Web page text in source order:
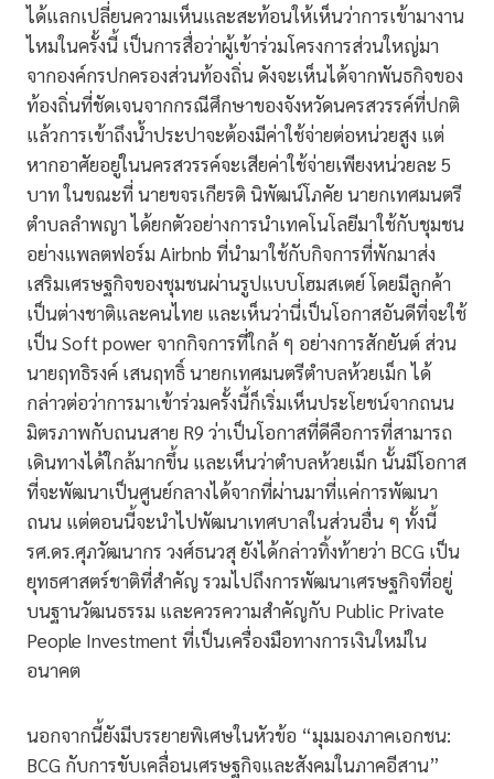
ได้แลกเปลี่ยนความเห็นและสะท้อนให้เห็นว่าการเข้ามางาน
ไหมในครั้งนี้ เป็นการสื่อว่าผู้เข้าร่วมโครงการส่วนใหญ่มา
จากองค์กรปกครองส่วนท้องถิ่น ดังจะเห็นได้จากพันธกิจของ
ท้องถิ่นที่ชัดเจนจากกรณีศึกษาของจังหวัดนครสวรรค์ที่ปกติ
แล้วการเข้าถึงน้ำประปาจะต้องมีค่าใช้จ่ายต่อหน่วยสูง แต่
หากอาศัยอยู่ในนครสวรรค์จะเสียค่าใช้จ่ายเพียงหน่วยละ 5
บาท ในขณะที่ นายขจรเกียรติ นิพัฒน์โภคัย นายกเทศมนตรี
ตำบลลำพญา ได้ยกตัวอย่างการนำเทคโนโลยีมาใช้กับชุมชน
อย่างแพลตฟอร์ม Airbnb ที่นำมาใช้กับกิจการที่พักมาส่ง
เสริมเศรษฐกิจของชุมชนผ่านรูปแบบโฮมสเตย์ โดยมีลูกค้า
เป็นต่างชาติและคนไทย และเห็นว่านี่เป็นโอกาสอันดีที่จะใช้
เป็น Soft power จากกิจการที่ใกล้ ๆ อย่างการสักยันต์ ส่วน
นายฤทธิรงค์ เสนฤทธิ์ นายกเทศมนตรีตำบลห้วยเม็ก ได้
กล่าวต่อว่าการมาเข้าร่วมครั้งนี้ก็เริ่มเห็นประโยชน์จากถนน
มิตรภาพกับถนนสาย R9 ว่าเป็นโอกาสที่ดีคือการที่สามารถ
เดินทางได้ใกล้มากขึ้น และเห็นว่าตำบลห้วยเม็ก นั้นมีโอกาส
ที่จะพัฒนาเป็นศูนย์กลางได้จากที่ผ่านมาที่แค่การพัฒนา
ถนน แต่ตอนนี้จะนำไปพัฒนาเทศบาลในส่วนอื่น ๆ ทั้งนี้
รศ.ดร.ศุภวัฒนากร วงศ์ธนวสุ ยังได้กล่าวทิ้งท้ายว่า BCG เป็น
ยุทธศาสตร์ชาติที่สำคัญ รวมไปถึงการพัฒนาเศรษฐกิจที่อยู่
บนฐานวัฒนธรรม และควรความสำคัญกับ Public Private
People Investment ที่เป็นเครื่องมือทางการเงินใหม่ใน
อนาคต
นอกจากนี้ยังมีบรรยายพิเศษในหัวข้อ “มุมมองภาคเอกชน:
BCG กับการขับเคลื่อนเศรษฐกิจและสังคมในภาคอีสาน”